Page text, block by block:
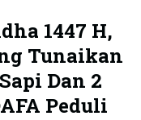
1447 H,
Tunaikan
Dan 2
Peduli